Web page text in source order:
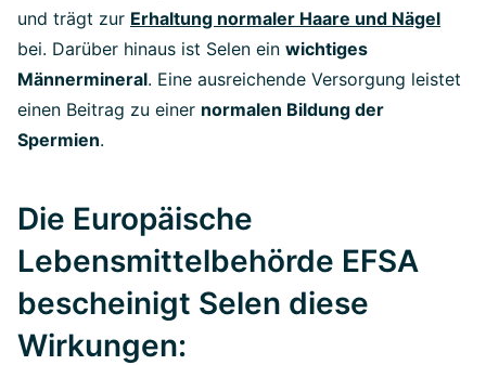
und trägt zur Erhaltung normaler Haare und Nägel
bei. Darüber hinaus ist Selen ein wichtiges
Männermineral. Eine ausreichende Versorgung leistet
einen Beitrag zu einer normalen Bildung der
Spermien.
Die Europäische
Lebensmittelbehörde EFSA
bescheinigt Selen diese
Wirkungen: